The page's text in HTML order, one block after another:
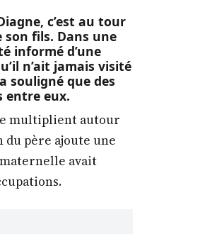
c’est au tour
son fils. Dans une
informé d’une
n’ait jamais visité
souligné que des
entre eux.
multiplient autour
du père ajoute une
avait